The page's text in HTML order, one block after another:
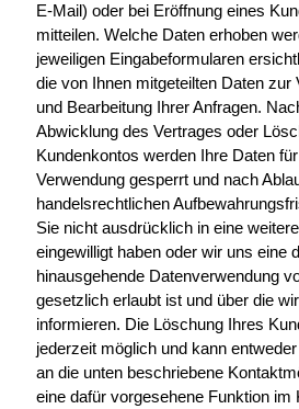
E-Mail) oder bei Eröffnung eines
mitteilen. Welche Daten erhoben
jeweiligen Eingabeformularen
die von Ihnen mitgeteilten Daten zur
und Bearbeitung Ihrer Anfragen.
Abwicklung des Vertrages oder
Kundenkontos werden Ihre Daten
Verwendung gesperrt und nach
handelsrechtlichen
Sie nicht ausdrücklich in eine
eingewilligt haben oder wir uns eine
hinausgehende Datenverwendung
gesetzlich erlaubt ist und über die
informieren. Die Löschung Ihres
jederzeit möglich und kann
an die unten beschriebene
eine dafür vorgesehene Funktion im